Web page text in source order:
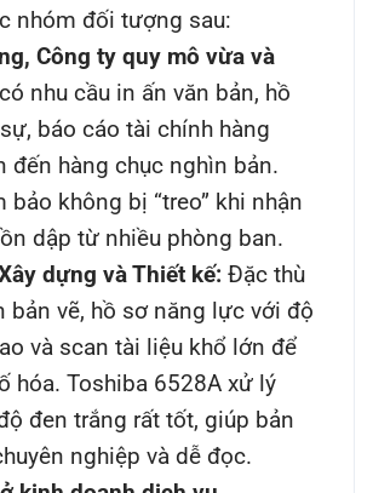
nhóm đối tượng sau:
Công ty quy mô vừa và
nhu cầu in ấn văn bản, hồ
báo cáo tài chính hàng
đến hàng chục nghìn bản.
bảo không bị “treo” khi nhận
dập từ nhiều phòng ban.
dựng và Thiết kế: Đặc thù
bản vẽ, hồ sơ năng lực với độ
và scan tài liệu khổ lớn để
hóa. Toshiba 6528A xử lý
đen trắng rất tốt, giúp bản
nghiệp và dễ đọc.